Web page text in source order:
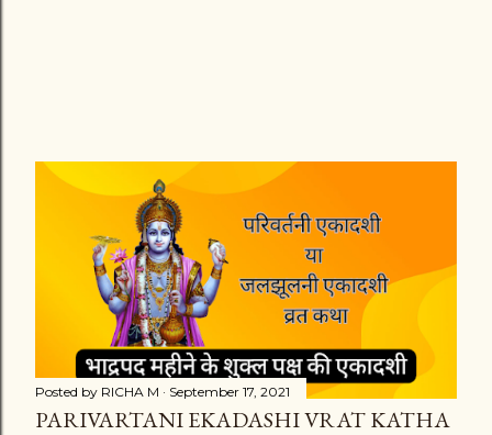
Posted by RICHA M September 17, 2021
PARIVARTANI EKADASHI VRAT KATHA